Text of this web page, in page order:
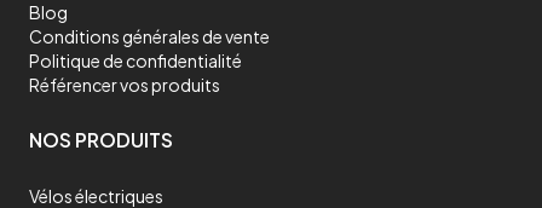
Blog
Conditions générales de vente
Politique de confidentialité
Référencer vos produits
NOS PRODUITS
Vélos électriques